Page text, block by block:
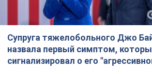
обернулся скандалом: почему
ведущую несправедливо
Знаменитость вышла на прямую
коммуникацию в сети и расставила все
над "i"
6.08.2026 17:32 13,5 т.